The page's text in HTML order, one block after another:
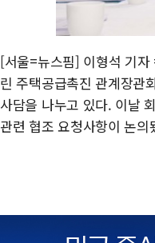
[서울=뉴스핌] 이형석 기
린 주택공급촉진 관계장관
사담을 나누고 있다. 이날
관련 협조 요청사항이 논